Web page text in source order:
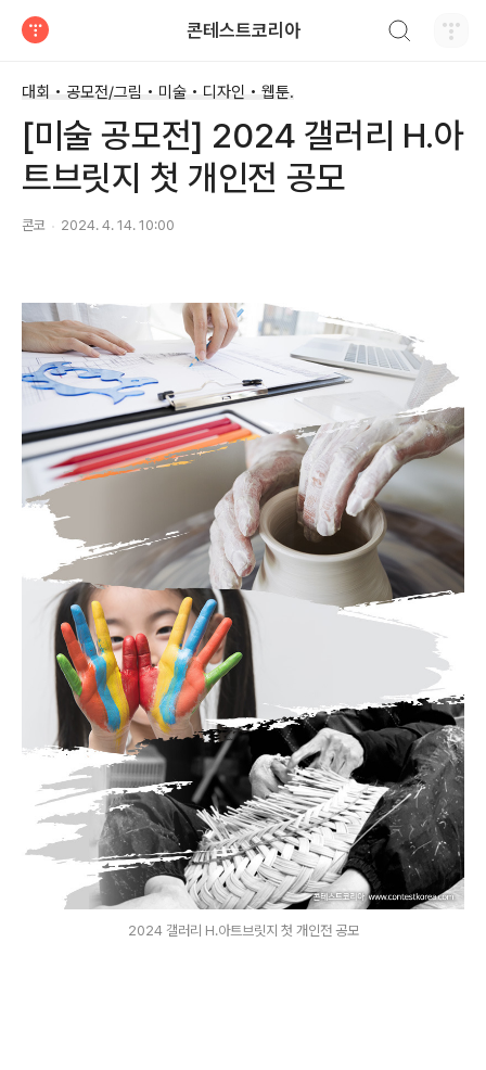
콘테스트코리아
대회 • 공모전/그림 • 미술 • 디자인 • 웹툰.
[미술 공모전] 2024 갤러리 H.아
트브릿지 첫 개인전 공모
콘코 2024. 4. 14. 10:00
2024 갤러리 H.아트브릿지 첫 개인전 공모